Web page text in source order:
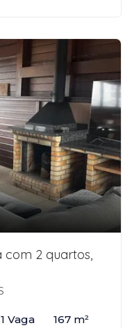
com 2 quartos,
1 Vaga 167 m²